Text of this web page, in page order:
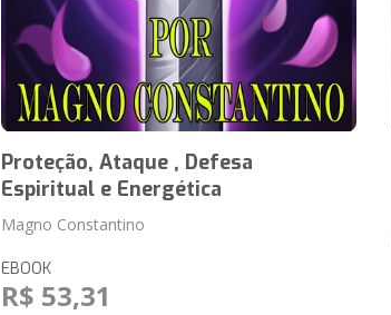
Proteção, Ataque , Defesa
Espiritual e Energética
Magno Constantino
EBOOK
R$ 53,31